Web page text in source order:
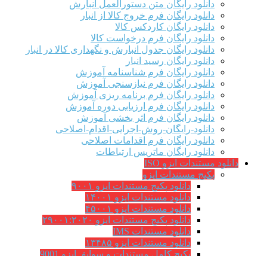
دانلود رایگان متن دستورالعمل انبارش
دانلود رایگان فرم خروج کالا از انبار
دانلود رایگان کاردکس کالا
دانلود رایگان فرم درخواست کالا
دانلود رایگان جدول انبارش و نگهداری کالا در انبار
دانلود رایگان رسید انبار
دانلود رایگان فرم شناسنامه آموزش
دانلود رایگان فرم نیازسنجی آموزش
دانلود رایگان فرم برنامه ریزی آموزش
دانلود رایگان فرم ارزیابی دوره آموزش
دانلود رایگان فرم اثر بخشی آموزش
دانلود-رایگان-روش-اجرایی-اقدام-اصلاحی
دانلود رایگان فرم اقدامات اصلاحی
دانلود رایگان ماتریس ارتباطات
دانلود مستندات ایزو ISO
پکیج مستندات ایزو
دانلود پکیج مستندات ایزو ۹۰۰۱
دانلود مستندات ایزو ۱۴۰۰۱
دانلود مستندات ایزو ۴۵۰۰۱
دانلود پکیج مستندات ایزو ۲۹۰۰۱:۲۰۲۰
دانلود مستندات IMS
دانلود مستندات ایزو ۱۳۴۸۵
پکیج کامل مستندات و سوابق ایزو 9001